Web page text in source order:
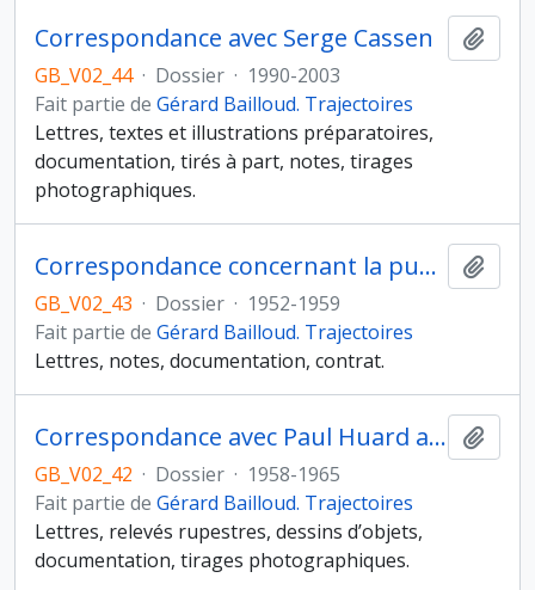
Correspondance avec Serge Cassen
GB_V02_44 · Dossier · 1990-2003
Fait partie de Gérard Bailloud. Trajectoires
Lettres, textes et illustrations préparatoires,
documentation, tirés à part, notes, tirages
photographiques.
Correspondance concernant la publication de l’ouvrage « Les civilisations néolithiques de la France dans leur contexte européen »
GB_V02_43 · Dossier · 1952-1959
Fait partie de Gérard Bailloud. Trajectoires
Lettres, notes, documentation, contrat.
Correspondance avec Paul Huard au sujet des peintures rupestres de l’Ennedi
GB_V02_42 · Dossier · 1958-1965
Fait partie de Gérard Bailloud. Trajectoires
Lettres, relevés rupestres, dessins d’objets,
documentation, tirages photographiques.